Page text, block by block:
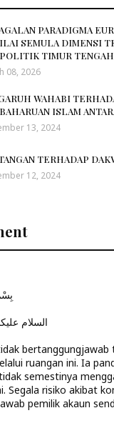
PARADIGMA
SEMULA DIMENSI
TIMUR TENGAH
08, 2026
WAHABI
ISLAM
13, 2024
TERHADAP
12, 2024
السلام
ruangan ini. Ia
semestinya
Segala risiko akibat
pemilik akaun